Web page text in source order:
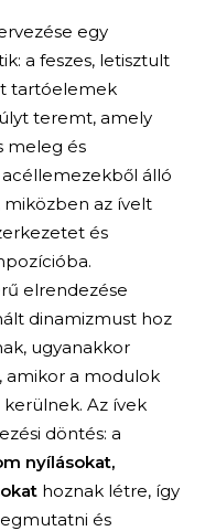
egy
a feszes, letisztult
tartóelemek
teremt, amely
meleg és
álló
miközben az ívelt
és
elrendezése
dinamizmust hoz
ugyanakkor
amikor a modulok
Az ívek
döntés: a
nyílásokat,
hoznak létre, így
és